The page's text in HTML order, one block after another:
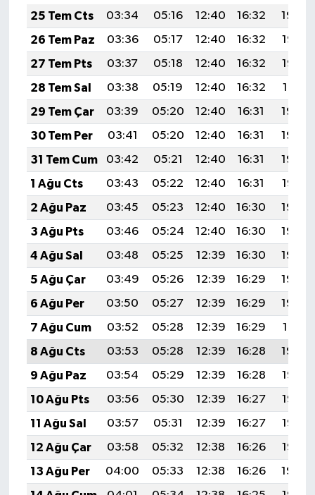
25 Tem Cts
03:34 05:16 12:40 16:32
19:54
26 Tem Paz
03:36 05:17 12:40 16:32
19:53
27 Tem Pts
03:37 05:18 12:40 16:32
19:52
28 Tem Sal
03:38 05:19 12:40 16:32
19:51
29 Tem Çar
03:39 05:20 12:40 16:31
19:50
30 Tem Per
03:41 05:20 12:40 16:31
19:49
31 Tem Cum
03:42 05:21 12:40 16:31
19:48
1 Ağu Cts
03:43 05:22 12:40 16:31
19:47
2 Ağu Paz
03:45 05:23 12:40 16:30
19:46
3 Ağu Pts
03:46 05:24 12:40 16:30
19:45
4 Ağu Sal
03:48 05:25 12:39 16:30
19:44
5 Ağu Çar
03:49 05:26 12:39 16:29
19:43
6 Ağu Per
03:50 05:27 12:39 16:29
19:42
7 Ağu Cum
03:52 05:28 12:39 16:29
19:41
8 Ağu Cts
03:53 05:28 12:39 16:28
19:40
9 Ağu Paz
03:54 05:29 12:39 16:28
19:38
10 Ağu Pts
03:56 05:30 12:39 16:27
19:37
11 Ağu Sal
03:57 05:31 12:39 16:27
19:36
12 Ağu Çar
03:58 05:32 12:38 16:26
19:35
13 Ağu Per
04:00 05:33 12:38 16:26
19:34